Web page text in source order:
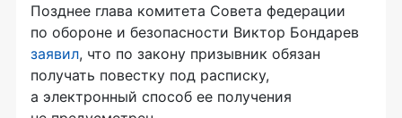
Позднее глава комитета Совета федерации
по обороне и безопасности Виктор Бондарев
заявил, что по закону призывник обязан
получать повестку под расписку,
а электронный способ ее получения